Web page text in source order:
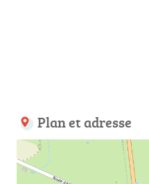
Plan et adresse